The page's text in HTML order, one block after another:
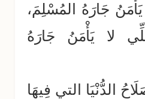
يَأْمَنُ جَارَهُ المُسْلِمَ،
لا يَأْمَنُ جَارَهُ
الدُّنْيَا التي فِيهَا